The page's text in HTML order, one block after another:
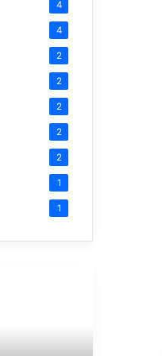
4
4
2
2
2
2
2
1
1